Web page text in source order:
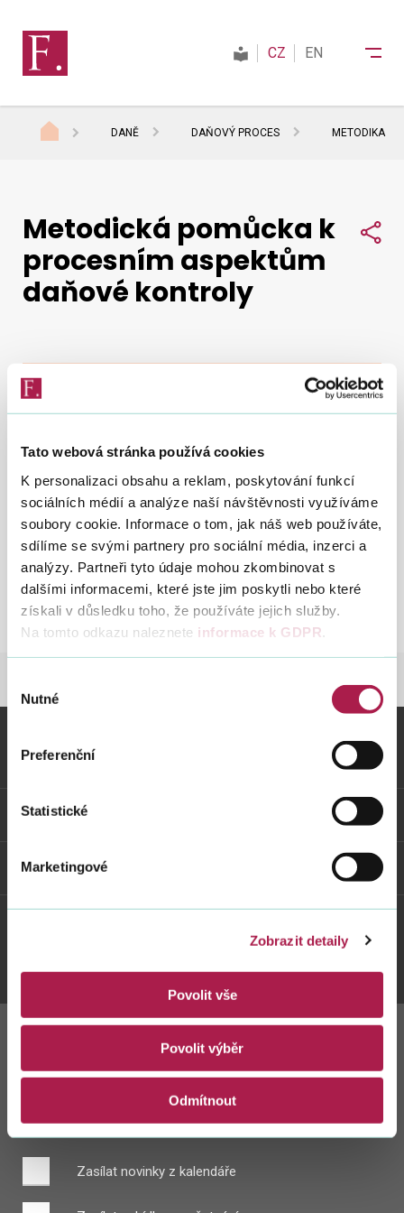
Tato webová stránka používá cookies
K personalizaci obsahu a reklam, poskytování funkcí
sociálních médií a analýze naší návštěvnosti využíváme
soubory cookie. Informace o tom, jak náš web používáte,
sdílíme se svými partnery pro sociální média, inzerci a
analýzy. Partneři tyto údaje mohou zkombinovat s
dalšími informacemi, které jste jim poskytli nebo které
získali v důsledku toho, že používáte jejich služby.
Na tomto odkazu naleznete informace k GDPR
souhlasu
Nutné
Preferenční
Statistické
Marketingové
Zobrazit detaily
Povolit vše
Povolit výběr
Odmítnout
Daně
Mezinárodní spolupráce
CZ EN
DANĚ DAŇOVÝ PROCES METODIKA
4. 8. 2015
Účinná do 8. 4. 2021.
Metodická pomůcka k
procesním aspektům daňové
kontroly
Metodická pomůcka k
procesním aspektům
daňové kontroly
Vybrané informace
Odkazy
Weby FS
Facebook Instagram
Zůstaňte s námi
v kontaktu
Zasílat novinky z kalendáře